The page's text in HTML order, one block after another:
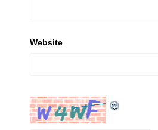
Website